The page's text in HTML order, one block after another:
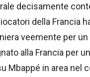
decisamente
della Francia
veemente per un
alla Francia per
Mbappé in area nel